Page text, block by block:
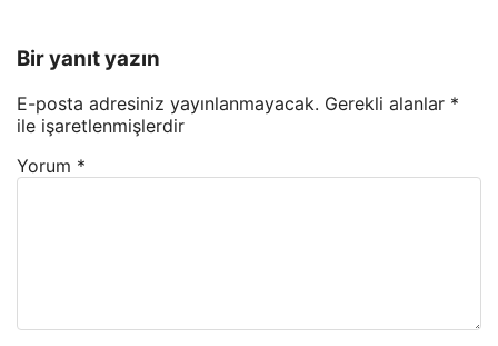
Bir yanıt yazın
E-posta adresiniz yayınlanmayacak. Gerekli alanlar *
ile işaretlenmişlerdir
Yorum *